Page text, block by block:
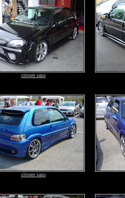
citroen saxo
citroen saxo